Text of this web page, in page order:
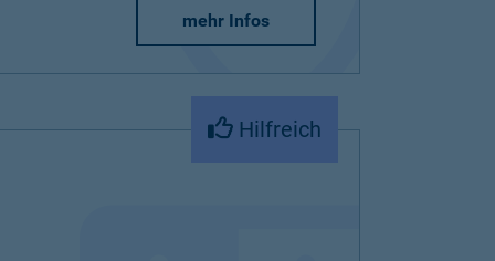
mehr Infos
Hilfreich